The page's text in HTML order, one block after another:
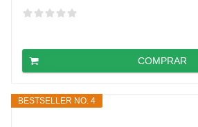
COMPRAR
BESTSELLER NO. 4